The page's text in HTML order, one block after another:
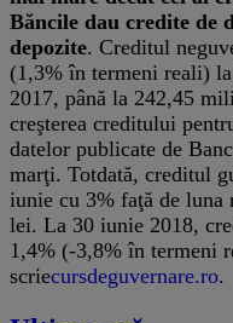
Băncile dau credite
depozite. Creditul
(1,3% în termeni reali)
2017, până la 242,45
creşterea creditului
datelor publicate de
marţi. Totdată, creditul
iunie cu 3% faţă de
lei. La 30 iunie 2018,
1,4% (-3,8% în termeni
scriecursdeguvernare.ro.